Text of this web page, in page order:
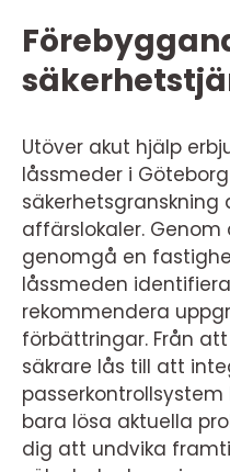
Utöver akut hjälp
låssmeder i
säkerhetsgranskning
affärslokaler.
genomgå en
låssmeden
rekommendera
förbättringar. Från
säkrare lås till att
bara lösa aktuella
dig att undvika